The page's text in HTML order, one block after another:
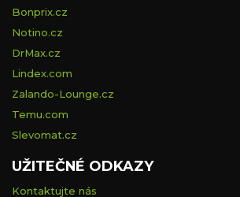
Bonprix.cz
Notino.cz
DrMax.cz
Lindex.com
Zalando-Lounge.cz
Temu.com
Slevomat.cz
UŽITEČNÉ ODKAZY
Kontaktujte nás